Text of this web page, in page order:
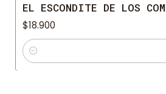
EL ESCONDITE DE LOS
$18.900
Cantidad